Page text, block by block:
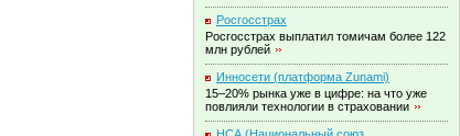
Росгосстрах
Росгосстрах выплатил томичам более 122
млн рублей
Инносети (платформа Zunami)
15–20% рынка уже в цифре: на что уже
повлияли технологии в страховании